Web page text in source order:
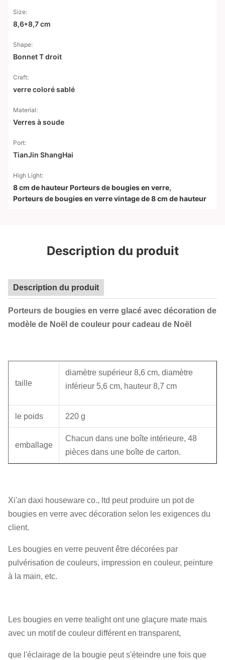
Size:
8,6*8,7 cm
Shape:
Bonnet T droit
Craft:
verre coloré sablé
Material:
Verres à soude
Port:
TianJin ShangHai
High Light:
8 cm de hauteur Porteurs de bougies en verre,
Porteurs de bougies en verre vintage de 8 cm de hauteur
Description du produit
Description du produit
Porteurs de bougies en verre glacé avec décoration de
modèle de Noël de couleur pour cadeau de Noël
taille
diamètre supérieur 8,6 cm, diamètre
inférieur 5,6 cm, hauteur 8,7 cm
le poids 220 g
emballage
Chacun dans une boîte intérieure, 48
pièces dans une boîte de carton.
Xi'an daxi houseware co., ltd peut produire un pot de
bougies en verre avec décoration selon les exigences du
client.
Les bougies en verre peuvent être décorées par
pulvérisation de couleurs, impression en couleur, peinture
à la main, etc.
Les bougies en verre tealight ont une glaçure mate mais
avec un motif de couleur différent en transparent,
que l'éclairage de la bougie peut s'éteindre une fois que